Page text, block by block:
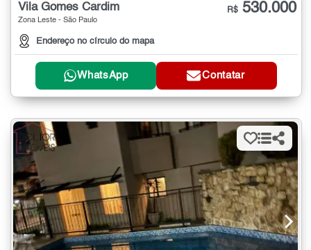
Vila Gomes Cardim
Zona Leste - São Paulo
Endereço no círculo do mapa
R$ 530.000
WhatsApp Contatar